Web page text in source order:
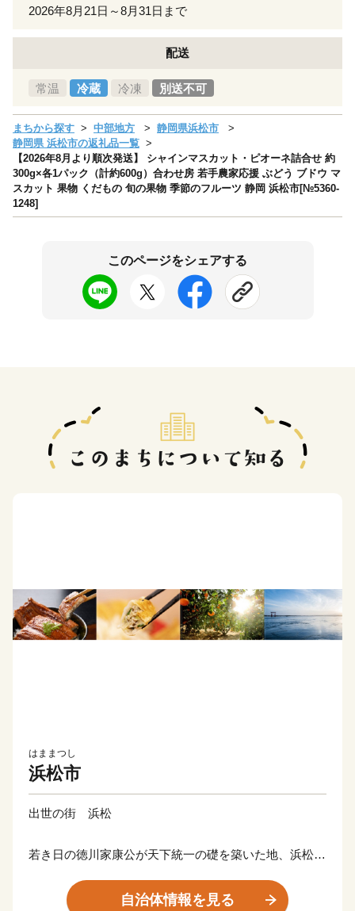
2026年8月21日～8月31日まで
配送
常温 冷蔵 冷凍 別送不可
まちから探す 中部地方
静岡県浜松市
静岡県 浜松市の返礼品一覧
【2026年8月より順次発送】 シャインマスカット・ピオーネ詰合せ 約
300g×各1パック（計約600g）合わせ房 若手農家応援 ぶどう ブドウ マ
スカット 果物 くだもの 旬の果物 季節のフルーツ 静岡 浜松市[№5360-
1248]
このページをシェアする
はままつし
浜松市
出世の街 浜松
若き日の徳川家康公が天下統一の礎を築いた地、浜松。
出世しました。
自治体情報を見る